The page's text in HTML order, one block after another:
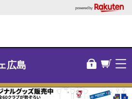
powered by
広島